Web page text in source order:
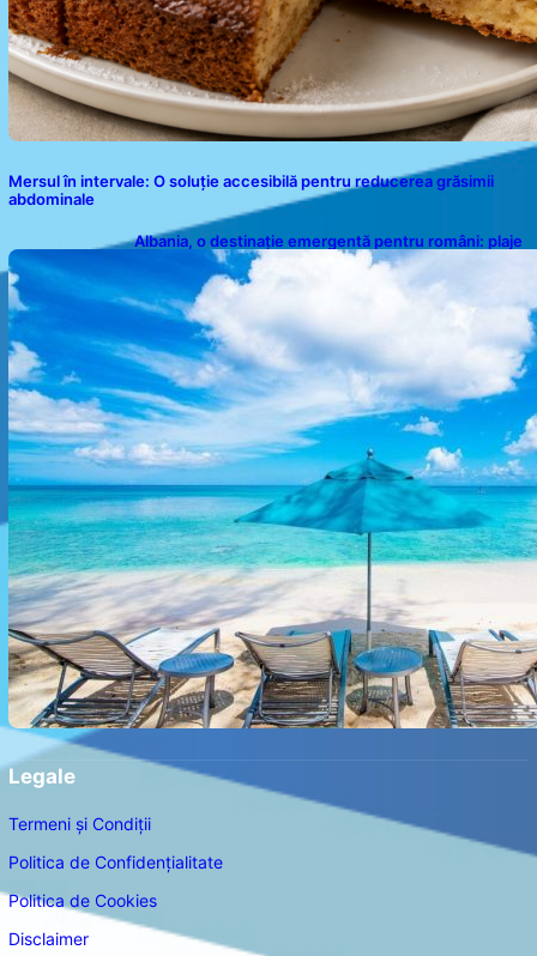
Mersul în intervale: O soluție accesibilă pentru reducerea grăsimii
abdominale
Albania, o destinație emergentă pentru români: plaje
spectaculoase, ape turcoaz și prețuri accesibile
Legale
Termeni și Condiții
Politica de Confidențialitate
Politica de Cookies
Disclaimer